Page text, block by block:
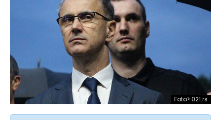
Foto> 021.rs